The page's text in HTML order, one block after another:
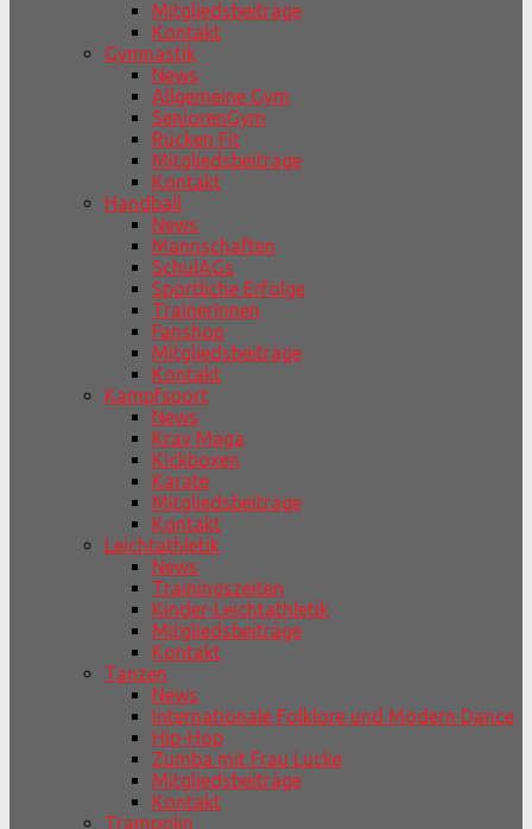
Mitgliedsbeiträge
Kontakt
Gymnastik
News
Allgemeine Gym
SeniorenGym
Rücken Fit
Mitgliedsbeiträge
Kontakt
Handball
News
Mannschaften
SchulAGs
Sportliche Erfolge
TrainerInnen
Fanshop
Mitgliedsbeiträge
Kontakt
Kampfsport
News
Krav Maga
Kickboxen
Karate
Mitgliedsbeiträge
Kontakt
Leichtathletik
News
Trainingszeiten
Kinder-Leichtathletik
Mitgliedsbeiträge
Kontakt
Tanzen
News
Internationale Folklore und Modern Dance
Hip-Hop
Zumba mit Frau Lücke
Mitgliedsbeiträge
Kontakt
Trampolin